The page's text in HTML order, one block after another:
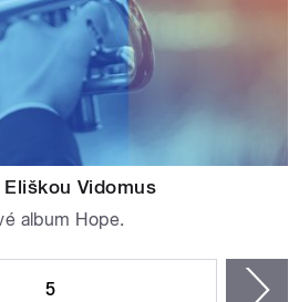
Vidomus
album Hope.
5